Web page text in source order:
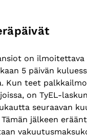
on
5 päivän
Kun teet
on TyEL-
seuraavan
jälkeen